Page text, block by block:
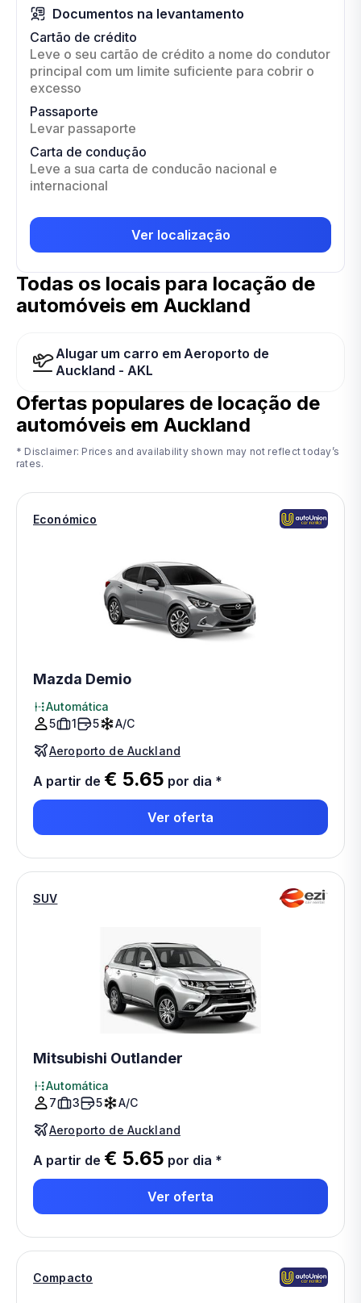
Documentos na levantamento
Cartão de crédito
Leve o seu cartão de crédito a nome do condutor
principal com um limite suficiente para cobrir o
excesso
Passaporte
Levar passaporte
Carta de condução
Leve a sua carta de conducão nacional e
internacional
Ver localização
Todas os locais para locação de
automóveis em Auckland
Alugar um carro em Aeroporto de
Auckland - AKL
Ofertas populares de locação de
automóveis em Auckland
* Disclaimer: Prices and availability shown may not reflect today’s
rates.
Económico
Mazda Demio
Automática
5
1 5
A/C
Aeroporto de Auckland
A partir de € 5.65 por dia *
Ver oferta
SUV
Mitsubishi Outlander
Automática
7
3 5
A/C
Aeroporto de Auckland
A partir de € 5.65 por dia *
Ver oferta
Compacto